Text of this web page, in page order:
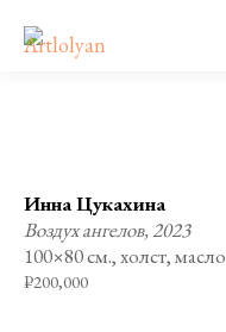
Инна Цукахина
Воздух ангелов, 2023
100×80 см., холст, масло
₽200,000